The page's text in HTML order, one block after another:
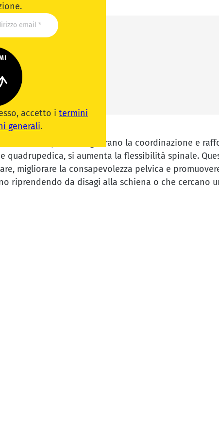
mobilità spinale. Migliorano la coordinazione e
si aumenta la flessibilità spinale.
migliorare la consapevolezza pelvica e
da disagi alla schiena o che cercano
accetto i termini
generali.